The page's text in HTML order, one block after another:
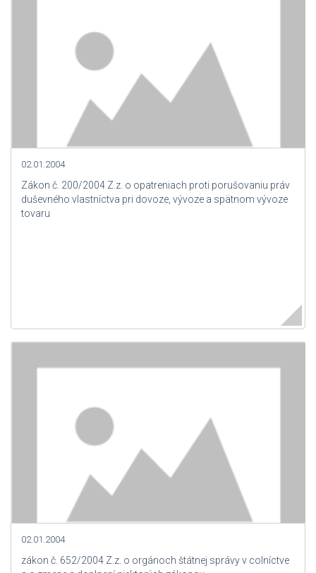
02.01.2004
Zákon č. 200/2004 Z.z. o opatreniach proti porušovaniu práv
duševného vlastníctva pri dovoze, vývoze a spätnom vývoze
tovaru
02.01.2004
zákon č. 652/2004 Z.z. o orgánoch štátnej správy v colníctve